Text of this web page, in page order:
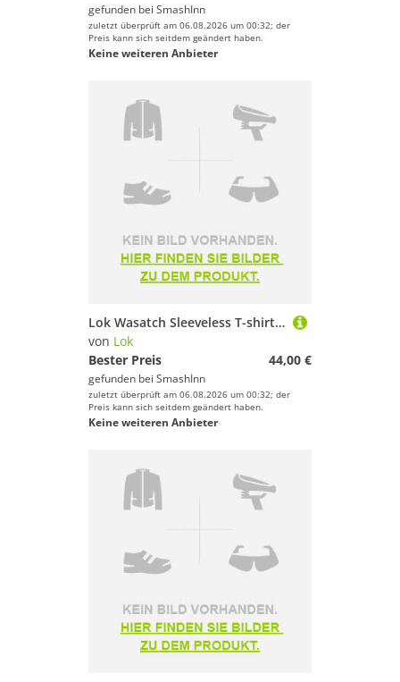
gefunden bei SmashInn
zuletzt überprüft am 06.08.2026 um 00:32; der
Preis kann sich seitdem geändert haben.
Keine weiteren Anbieter
Lok Wasatch Sleeveless T-shirt Schwarz XS Frau
von Lok
Bester Preis
44,00 €
gefunden bei SmashInn
zuletzt überprüft am 06.08.2026 um 00:32; der
Preis kann sich seitdem geändert haben.
Keine weiteren Anbieter